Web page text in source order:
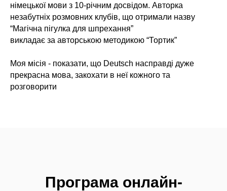
німецької мови з 10-річним досвідом. Авторка
незабутніх розмовних клубів, що отримали назву
“Магічна пігулка для шпрехання”
викладає за авторською методикою “Тортик”
Моя місія - показати, що Deutsch насправді дуже
прекрасна мова, закохати в неї кожного та
розговорити
Програма онлайн-